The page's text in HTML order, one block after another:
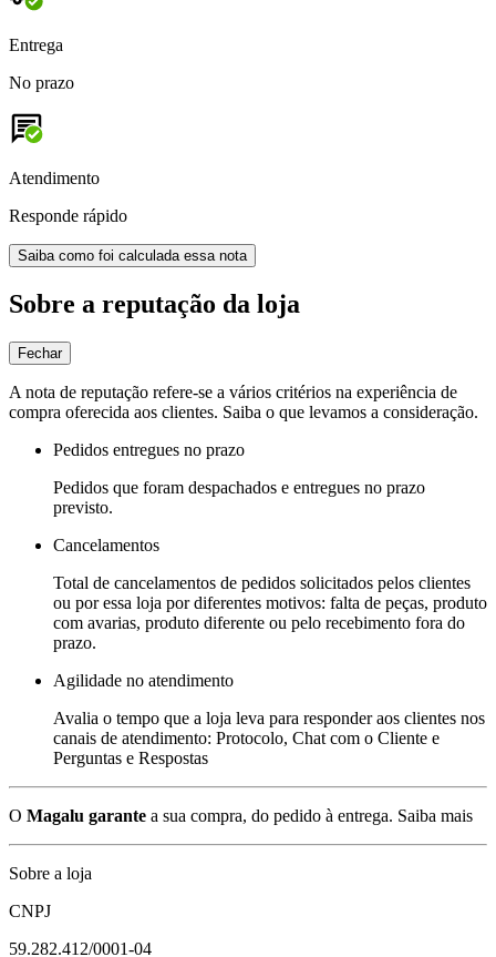
Entrega
No prazo
Atendimento
Responde rápido
Saiba como foi calculada essa nota
Sobre a reputação da loja
Fechar
A nota de reputação refere-se a vários critérios na experiência de
compra oferecida aos clientes. Saiba o que levamos a consideração.
Pedidos entregues no prazo
Pedidos que foram despachados e entregues no prazo
previsto.
Cancelamentos
Total de cancelamentos de pedidos solicitados pelos clientes
ou por essa loja por diferentes motivos: falta de peças, produto
com avarias, produto diferente ou pelo recebimento fora do
prazo.
Agilidade no atendimento
Avalia o tempo que a loja leva para responder aos clientes nos
canais de atendimento: Protocolo, Chat com o Cliente e
Perguntas e Respostas
O Magalu garante a sua compra, do pedido à entrega. Saiba mais
Sobre a loja
CNPJ
59.282.412/0001-04